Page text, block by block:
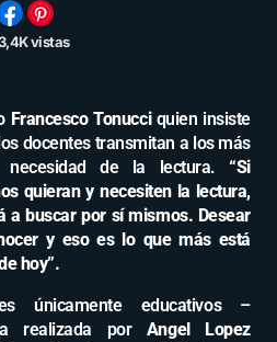
vistas
Francesco Tonucciquien insiste
docentes transmitan a los más
de la lectura.“Si
quieran y necesiten la lectura,
a buscar por sí mismos. Desear
y eso es lo que más está
hoy”.
únicamente educativos –
realizada porAngel Lopez